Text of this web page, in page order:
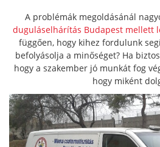
A problémák megoldásánál
duguláselhárítás Budapest mellett
függően, hogy kihez fordulunk
befolyásolja a minőséget? Ha
hogy a szakember jó munkát fog
hogy miként